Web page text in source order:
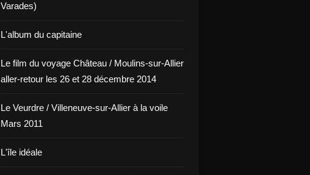
Varades)
L'album du capitaine
Le film du voyage Château / Moulins-sur-Allier
aller-retour les 26 et 28 décembre 2014
Le Veurdre / Villeneuve-sur-Allier à la voile
Mars 2011
L'île idéale